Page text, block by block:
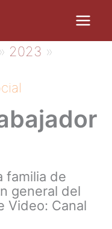
2023
familia de
general del
Video: Canal